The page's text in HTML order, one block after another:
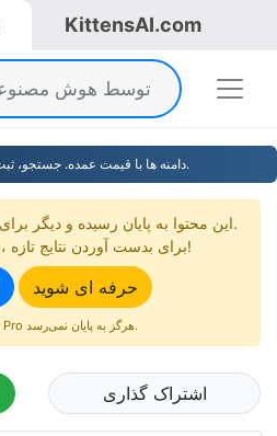
KittensAI.com
دامنه ها با قیمت عمده. جستجو، ثبت، انجام شد.
این محتوا به پایان رسیده و دیگر برای بارگیری در دسترس نیست.
برای بدست آوردن نتایج تازه ، یکی جدید ایجاد کنید!
حرفه ای شوید
تصاویر اعضای Pro هرگز به پایان نمی‌رسد.
اشتراک گذاری